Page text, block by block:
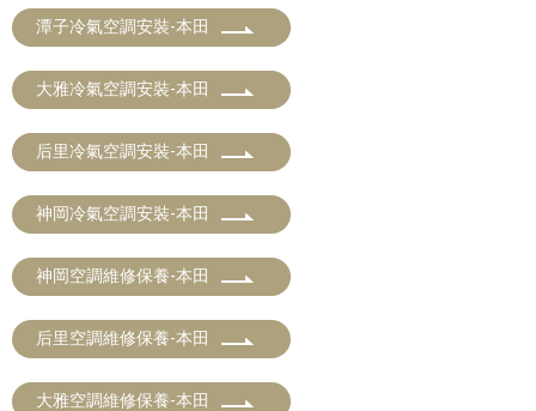
潭子冷氣空調安裝-本田
大雅冷氣空調安裝-本田
后里冷氣空調安裝-本田
神岡冷氣空調安裝-本田
神岡空調維修保養-本田
后里空調維修保養-本田
大雅空調維修保養-本田